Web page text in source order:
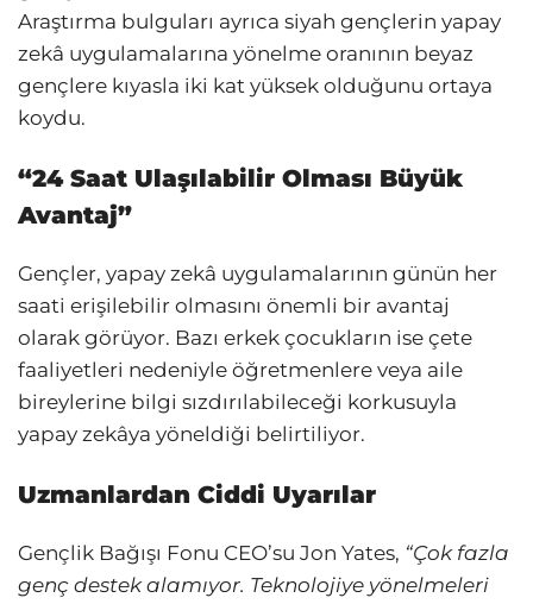
Araştırma bulguları ayrıca siyah gençlerin yapay
zekâ uygulamalarına yönelme oranının beyaz
gençlere kıyasla iki kat yüksek olduğunu ortaya
koydu.
“24 Saat Ulaşılabilir Olması Büyük
Avantaj”
Gençler, yapay zekâ uygulamalarının günün her
saati erişilebilir olmasını önemli bir avantaj
olarak görüyor. Bazı erkek çocukların ise çete
faaliyetleri nedeniyle öğretmenlere veya aile
bireylerine bilgi sızdırılabileceği korkusuyla
yapay zekâya yöneldiği belirtiliyor.
Uzmanlardan Ciddi Uyarılar
Gençlik Bağışı Fonu CEO’su Jon Yates, “Çok fazla
genç destek alamıyor. Teknolojiye yönelmeleri